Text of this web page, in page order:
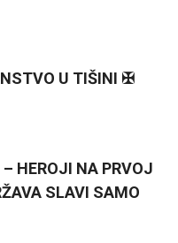
U TIŠINI ✠
HEROJI NA PRVOJ
SLAVI SAMO